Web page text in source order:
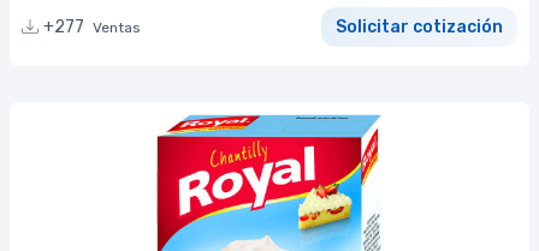
+277 Ventas Solicitar cotización